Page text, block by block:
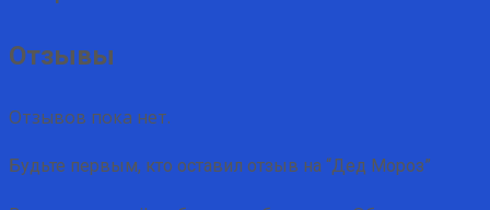
Отзывы
Отзывов пока нет.
Будьте первым, кто оставил отзыв на “Дед Мороз”